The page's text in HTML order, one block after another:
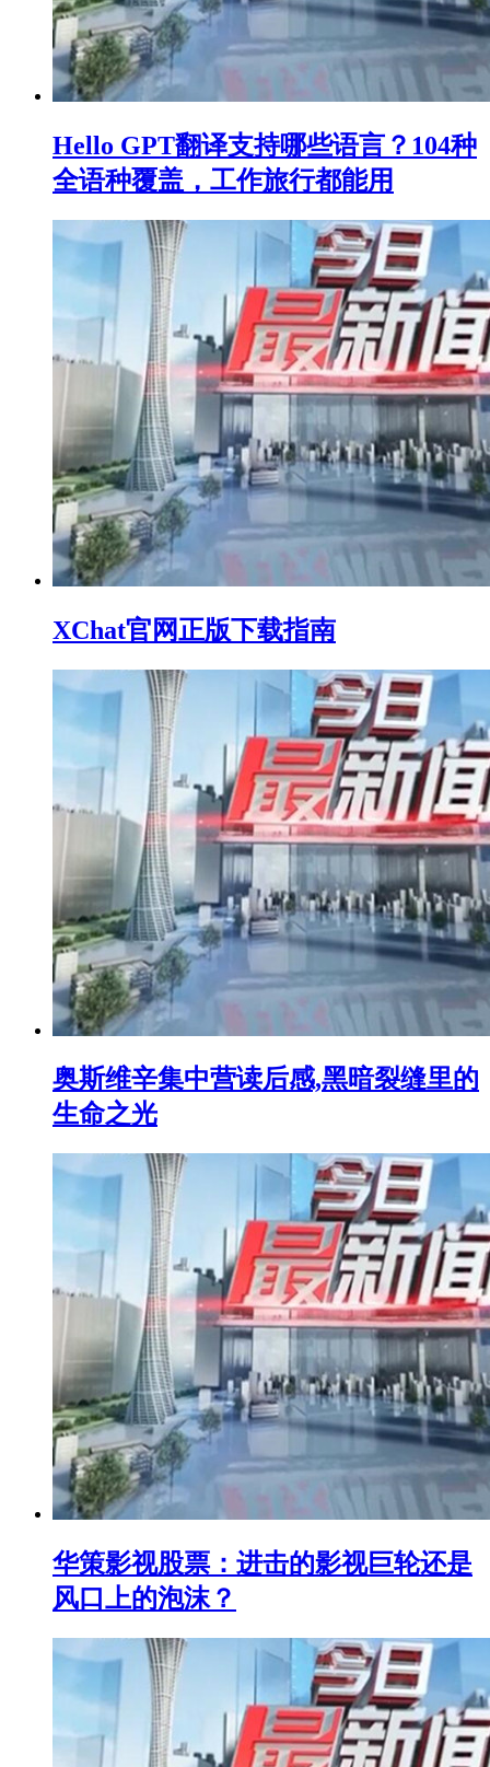
Hello GPT翻译支持哪些语言？104种
全语种覆盖，工作旅行都能用
XChat官网正版下载指南
奥斯维辛集中营读后感,黑暗裂缝里的
生命之光
华策影视股票：进击的影视巨轮还是
风口上的泡沫？